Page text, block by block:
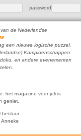
password
de Nederlandse
N!
een nieuwe logische puzzel,
Kampioenschappen
en andere evenementen
het magazine voor juli is
geniet.
bestuur
Anneke